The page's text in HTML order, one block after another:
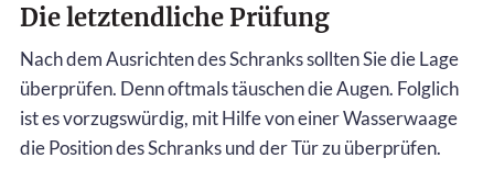
Die letztendliche Prüfung
Nach dem Ausrichten des Schranks sollten Sie die Lage
überprüfen. Denn oftmals täuschen die Augen. Folglich
ist es vorzugswürdig, mit Hilfe von einer Wasserwaage
die Position des Schranks und der Tür zu überprüfen.